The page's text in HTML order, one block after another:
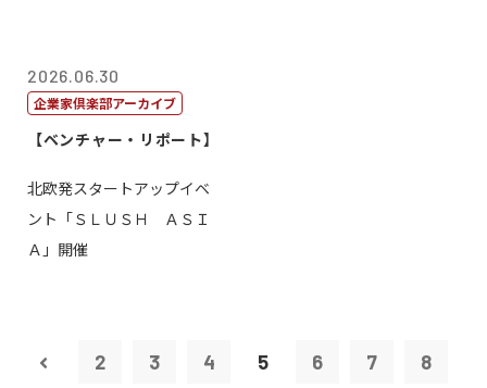
2026.06.30
企業家倶楽部アーカイブ
【ベンチャー・リポート】
北欧発スタートアップイベ
ント「ＳＬＵＳＨ ＡＳＩ
Ａ」開催
2 3 4 5 6 7 8